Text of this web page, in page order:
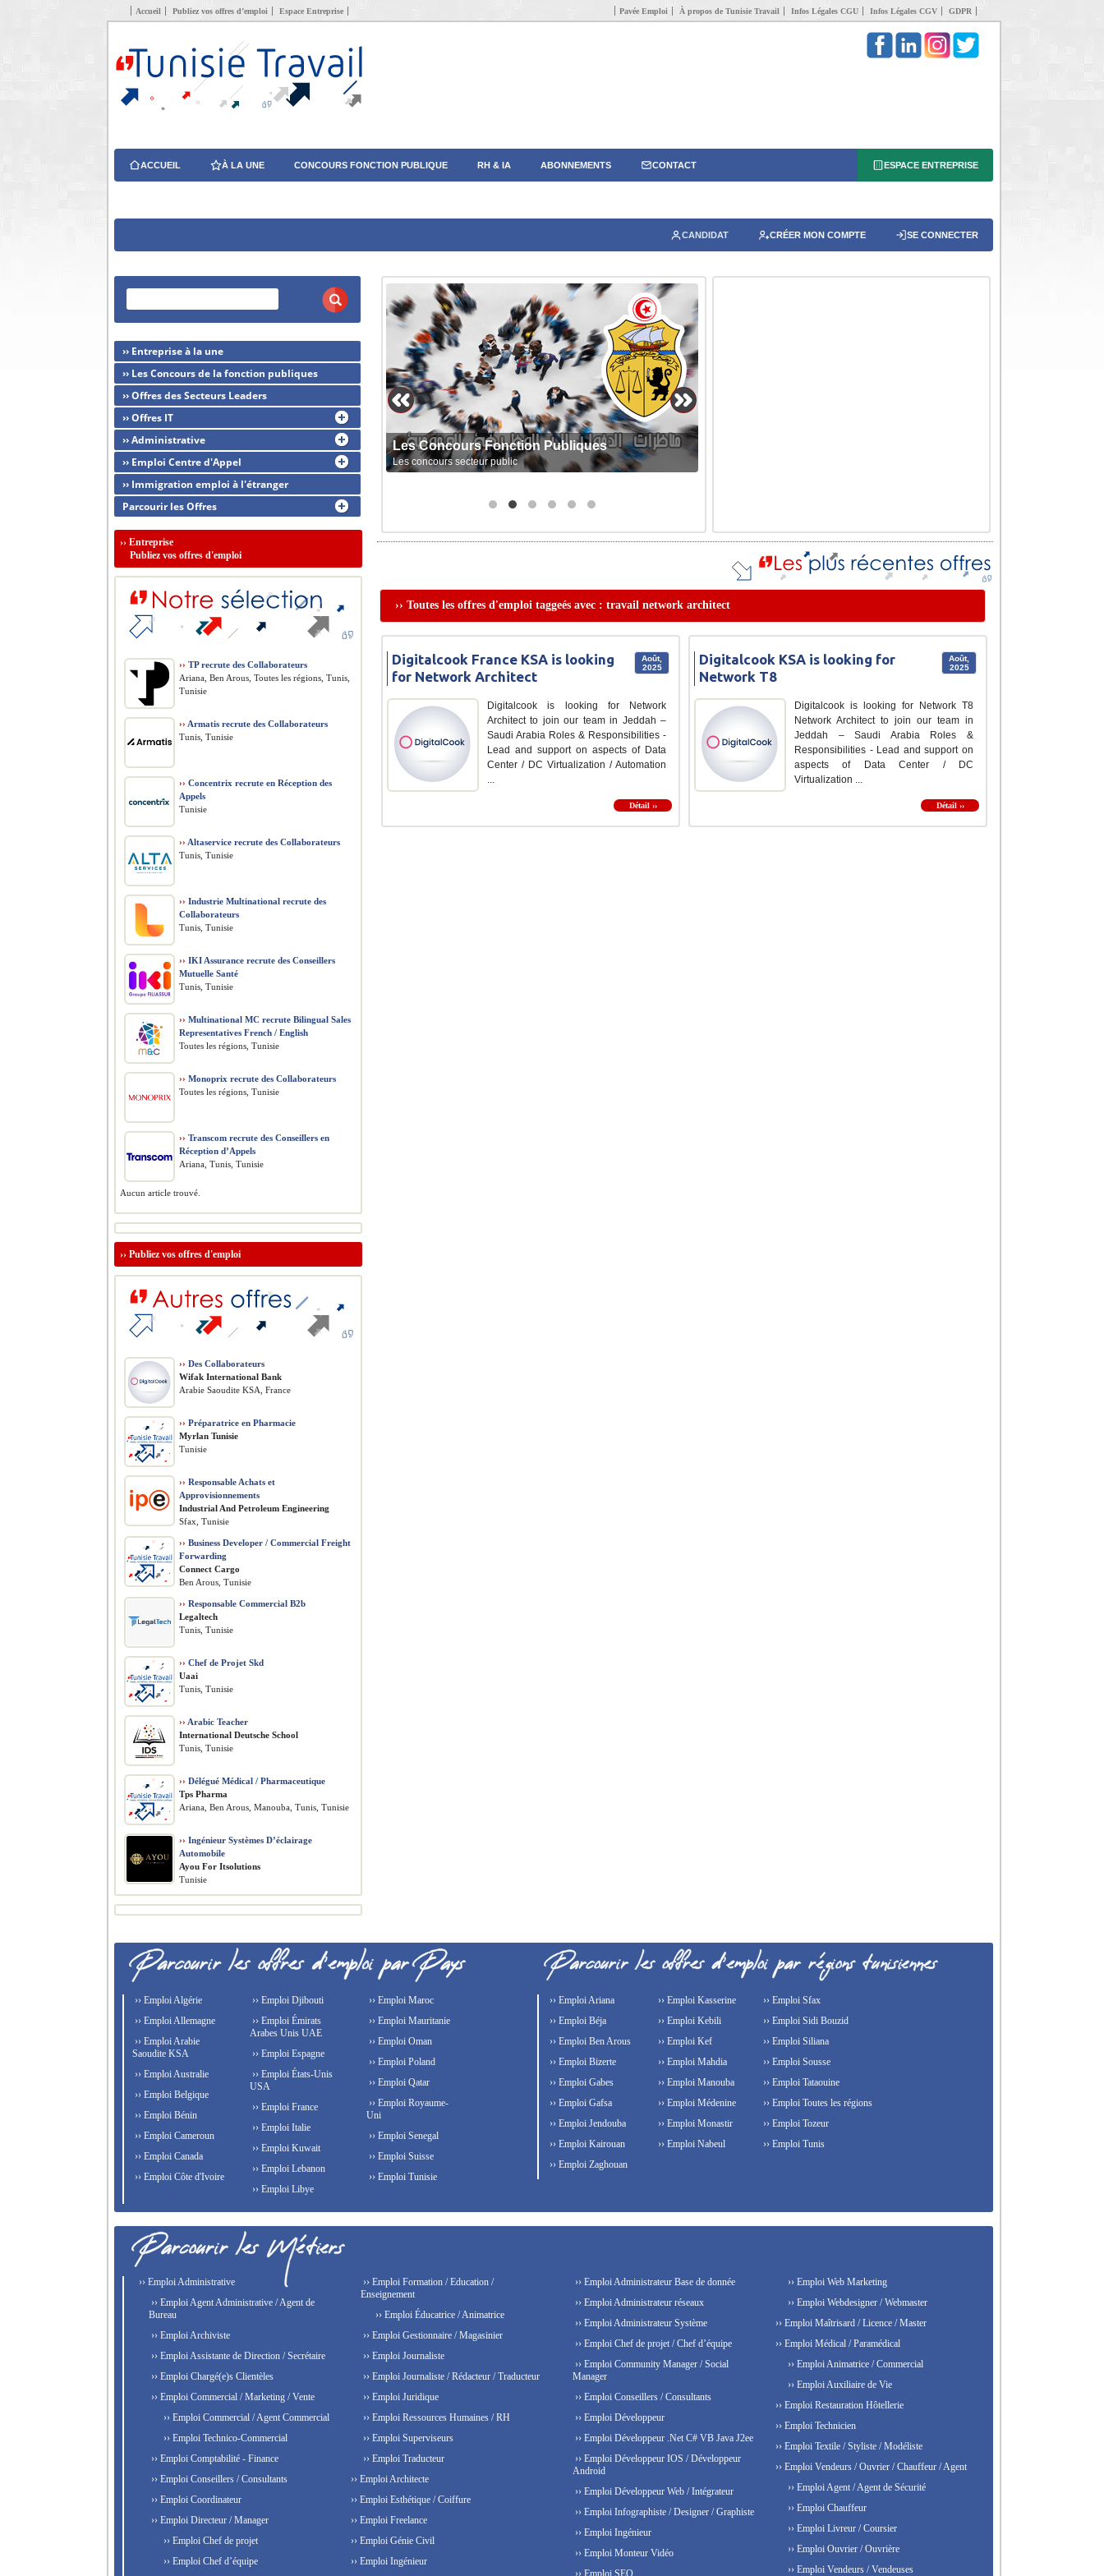
Accueil Publiez vos offres d’emploi Espace Entreprise Pavée Emploi À propos de Tunisie Travail Infos Légales CGU Infos Légales CGV GDPR
ACCUEIL À LA UNE CONCOURS FONCTION PUBLIQUE RH & IA ABONNEMENTS CONTACT ESPACE ENTREPRISE
CANDIDAT CRÉER MON COMPTE SE CONNECTER
Les Concours Fonction Publiques
Les concours secteur public
›› Toutes les offres d'emploi taggeés avec : travail network architect
Août,
2025
Digitalcook France KSA is looking
for Network Architect
Digitalcook is looking for Network
Architect to join our team in Jeddah –
Saudi Arabia Roles & Responsibilities -
Lead and support on aspects of Data
Center / DC Virtualization / Automation
...
Détail ››
Août,
2025
Digitalcook KSA is looking for
Network T8
Digitalcook is looking for Network T8
Network Architect to join our team in
Jeddah – Saudi Arabia Roles &
Responsibilities - Lead and support on
aspects of Data Center / DC
Virtualization ...
Détail ››
›› Entreprise à la une
›› Les Concours de la fonction publiques
›› Offres des Secteurs Leaders
›› Offres IT
›› Administrative
›› Emploi Centre d'Appel
›› Immigration emploi à l'étranger
Parcourir les Offres
›› Entreprise
Publiez vos offres d'emploi
›› TP recrute des Collaborateurs
Ariana, Ben Arous, Toutes les régions, Tunis,
Tunisie
›› Armatis recrute des Collaborateurs
Tunis, Tunisie
›› Concentrix recrute en Réception des
Appels
Tunisie
›› Altaservice recrute des Collaborateurs
Tunis, Tunisie
›› Industrie Multinational recrute des
Collaborateurs
Tunis, Tunisie
›› IKI Assurance recrute des Conseillers
Mutuelle Santé
Tunis, Tunisie
›› Multinational MC recrute Bilingual Sales
Representatives French / English
Toutes les régions, Tunisie
›› Monoprix recrute des Collaborateurs
Toutes les régions, Tunisie
›› Transcom recrute des Conseillers en
Réception d’Appels
Ariana, Tunis, Tunisie
Aucun article trouvé.
›› Publiez vos offres d'emploi
›› Des Collaborateurs
Wifak International Bank
Arabie Saoudite KSA, France
›› Préparatrice en Pharmacie
Myrlan Tunisie
Tunisie
›› Responsable Achats et
Approvisionnements
​Industrial And Petroleum Engineering
Sfax, Tunisie
›› Business Developer / Commercial Freight
Forwarding
Connect Cargo
Ben Arous, Tunisie
›› Responsable Commercial B2b
Legaltech
Tunis, Tunisie
›› Chef de Projet Skd
Uaai
Tunis, Tunisie
›› Arabic Teacher
International Deutsche School
Tunis, Tunisie
›› Délégué Médical / Pharmaceutique
Tps Pharma
Ariana, Ben Arous, Manouba, Tunis, Tunisie
›› Ingénieur Systèmes D’éclairage
Automobile
Ayou For Itsolutions
Tunisie
›› Emploi Algérie
›› Emploi Allemagne
›› Emploi Arabie
Saoudite KSA
›› Emploi Australie
›› Emploi Belgique
›› Emploi Bénin
›› Emploi Cameroun
›› Emploi Canada
›› Emploi Côte d'Ivoire
›› Emploi Djibouti
›› Emploi Émirats
Arabes Unis UAE
›› Emploi Espagne
›› Emploi États-Unis
USA
›› Emploi France
›› Emploi Italie
›› Emploi Kuwait
›› Emploi Lebanon
›› Emploi Libye
›› Emploi Maroc
›› Emploi Mauritanie
›› Emploi Oman
›› Emploi Poland
›› Emploi Qatar
›› Emploi Royaume-
Uni
›› Emploi Senegal
›› Emploi Suisse
›› Emploi Tunisie
›› Emploi Ariana
›› Emploi Béja
›› Emploi Ben Arous
›› Emploi Bizerte
›› Emploi Gabes
›› Emploi Gafsa
›› Emploi Jendouba
›› Emploi Kairouan
›› Emploi Kasserine
›› Emploi Kebili
›› Emploi Kef
›› Emploi Mahdia
›› Emploi Manouba
›› Emploi Médenine
›› Emploi Monastir
›› Emploi Nabeul
›› Emploi Sfax
›› Emploi Sidi Bouzid
›› Emploi Siliana
›› Emploi Sousse
›› Emploi Tataouine
›› Emploi Toutes les régions
›› Emploi Tozeur
›› Emploi Tunis
›› Emploi Zaghouan
›› Emploi Administrative
›› Emploi Agent Administrative / Agent de
Bureau
›› Emploi Archiviste
›› Emploi Assistante de Direction / Secrétaire
›› Emploi Chargé(e)s Clientèles
›› Emploi Commercial / Marketing / Vente
›› Emploi Commercial / Agent Commercial
›› Emploi Technico-Commercial
›› Emploi Comptabilité - Finance
›› Emploi Conseillers / Consultants
›› Emploi Coordinateur
›› Emploi Directeur / Manager
›› Emploi Chef de projet
›› Emploi Chef d’équipe
›› Emploi Formation / Education /
Enseignement
›› Emploi Éducatrice / Animatrice
›› Emploi Gestionnaire / Magasinier
›› Emploi Journaliste
›› Emploi Journaliste / Rédacteur / Traducteur
›› Emploi Juridique
›› Emploi Ressources Humaines / RH
›› Emploi Superviseurs
›› Emploi Traducteur
›› Emploi Architecte
›› Emploi Esthétique / Coiffure
›› Emploi Freelance
›› Emploi Génie Civil
›› Emploi Ingénieur
›› Emploi Administrateur Base de donnée
›› Emploi Administrateur réseaux
›› Emploi Administrateur Système
›› Emploi Chef de projet / Chef d’équipe
›› Emploi Community Manager / Social
Manager
›› Emploi Conseillers / Consultants
›› Emploi Développeur
›› Emploi Développeur .Net C# VB Java J2ee
›› Emploi Développeur IOS / Développeur
Android
›› Emploi Développeur Web / Intégrateur
›› Emploi Infographiste / Designer / Graphiste
›› Emploi Ingénieur
›› Emploi Monteur Vidéo
›› Emploi SEO
›› Emploi Web Marketing
›› Emploi Webdesigner / Webmaster
›› Emploi Maîtrisard / Licence / Master
›› Emploi Médical / Paramédical
›› Emploi Animatrice / Commercial
›› Emploi Auxiliaire de Vie
›› Emploi Restauration Hôtellerie
›› Emploi Technicien
›› Emploi Textile / Styliste / Modéliste
›› Emploi Vendeurs / Ouvrier / Chauffeur / Agent
›› Emploi Agent / Agent de Sécurité
›› Emploi Chauffeur
›› Emploi Livreur / Coursier
›› Emploi Ouvrier / Ouvrière
›› Emploi Vendeurs / Vendeuses